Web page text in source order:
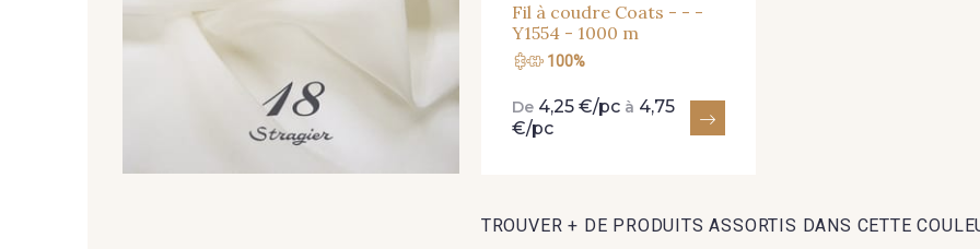
Fil à coudre Coats - - -
Y1554 - 1000 m
100%
De 4,25 €/pc à 4,75
€/pc
TROUVER + DE PRODUITS ASSORTIS DANS CETTE